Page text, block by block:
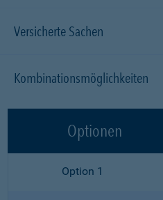
Versicherte Sachen
Kombinationsmöglichkeiten
Optionen
Option 1